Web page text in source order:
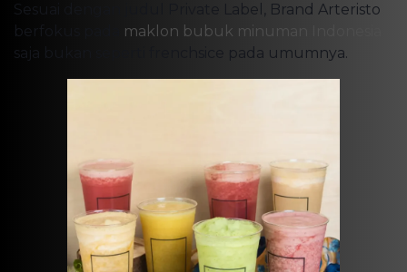
Sesuai dengan judul Private Label, Brand Arteristo
berfokus pada
maklon bubuk minuman Indonesia
saja bukan seperti frenchsice pada umumnya.